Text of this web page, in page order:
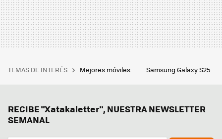
TEMAS DE INTERÉS Mejores móviles Samsung Galaxy S25
RECIBE "Xatakaletter", NUESTRA NEWSLETTER
SEMANAL